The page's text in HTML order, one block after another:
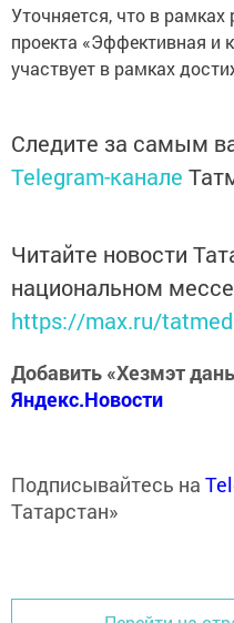
Уточняется, что в
проекта «Эффективная и
участвует в рамках
Следите за самым
Telegram-канале
Читайте новости
национальном
https://max.ru/
Добавить «Хезмэт
Яндекс.Новости
Подписывайтесь на
Татарстан»